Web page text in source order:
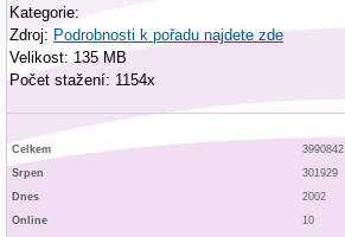
Kategorie:
Zdroj: Podrobnosti k pořadu najdete zde
Velikost: 135 MB
Počet stažení: 1154x
Celkem
3990842
Srpen
301929
Dnes
2002
Online
10